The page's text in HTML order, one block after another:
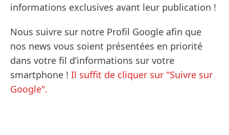
informations exclusives avant leur publication !
Nous suivre sur notre Profil Google afin que
nos news vous soient présentées en priorité
dans votre fil d’informations sur votre
smartphone ! Il suffit de cliquer sur "Suivre sur
Google".